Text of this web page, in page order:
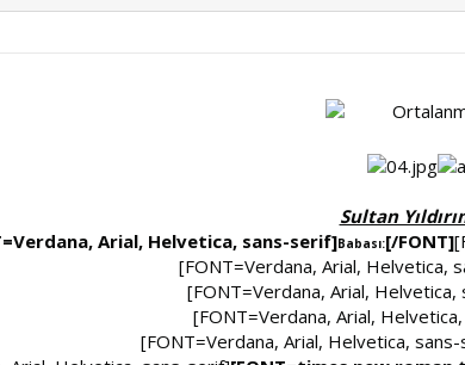
Sultan
Arial, Helvetica, sans-serif]Babası:[/FONT]
[FONT=Verdana, Arial, Helvetica,
[FONT=Verdana, Arial, Helvetica,
[FONT=Verdana, Arial,
[FONT=Verdana, Arial, Helvetica,